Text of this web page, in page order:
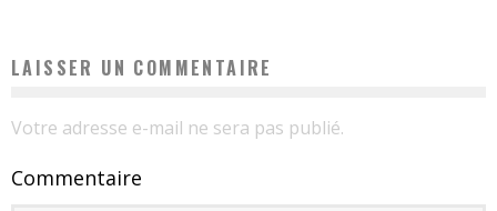
LAISSER UN COMMENTAIRE
Votre adresse e-mail ne sera pas publié.
Commentaire